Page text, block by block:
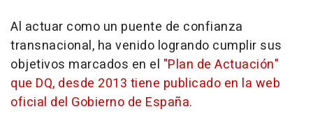
Al actuar como un puente de confianza
transnacional, ha venido logrando cumplir sus
objetivos marcados en el "Plan de Actuación"
que DQ, desde 2013 tiene publicado en la web
oficial del Gobierno de España.